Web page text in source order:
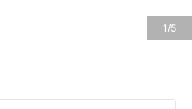
1/5